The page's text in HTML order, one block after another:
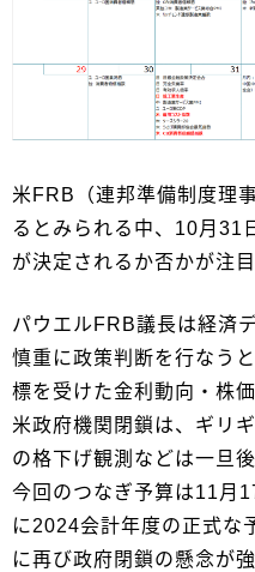
米FRB（連邦準備制度理
るとみられる中、10月31
が決定されるか否かが注目
パウエルFRB議長は経済
慎重に政策判断を行なう
標を受けた金利動向・株
米政府機関閉鎖は、ギリ
の格下げ観測などは一旦
今回のつなぎ予算は11月
に2024会計年度の正式な
に再び政府閉鎖の懸念が